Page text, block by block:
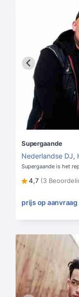
Supergaande
Nederlandse DJ,
Supergaande is het
4,7 (3
prijs op aanvraag